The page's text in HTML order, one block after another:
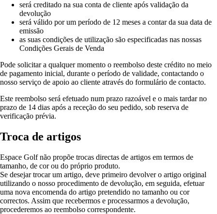
será creditado na sua conta de cliente após validação da
devolução
será válido por um período de 12 meses a contar da sua data de
emissão
as suas condições de utilização são especificadas nas nossas
Condições Gerais de Venda
Pode solicitar a qualquer momento o reembolso deste crédito no meio
de pagamento inicial, durante o período de validade, contactando o
nosso serviço de apoio ao cliente através do formulário de contacto.
Este reembolso será efetuado num prazo razoável e o mais tardar no
prazo de 14 dias após a receção do seu pedido, sob reserva de
verificação prévia.
Troca de artigos
Espace Golf não propõe trocas directas de artigos em termos de
tamanho, de cor ou do próprio produto.
Se desejar trocar um artigo, deve primeiro devolver o artigo original
utilizando o nosso procedimento de devolução, em seguida, efetuar
uma nova encomenda do artigo pretendido no tamanho ou cor
correctos. Assim que recebermos e processarmos a devolução,
procederemos ao reembolso correspondente.